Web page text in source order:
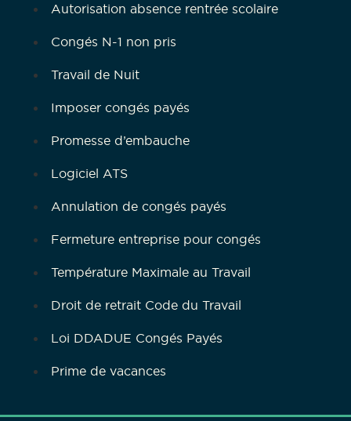
Autorisation absence rentrée scolaire
Congés N-1 non pris
Travail de Nuit
Imposer congés payés
Promesse d’embauche
Logiciel ATS
Annulation de congés payés
Fermeture entreprise pour congés
Température Maximale au Travail
Droit de retrait Code du Travail
Loi DDADUE Congés Payés
Prime de vacances